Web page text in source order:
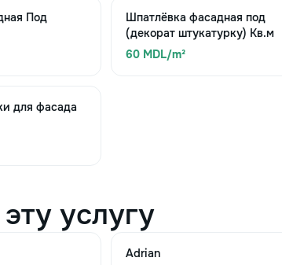
Под
Шпатлёвка фасадная под
(декорат штукатурку) Кв.м
60 MDL/m²
для фасада
услугу
Adrian